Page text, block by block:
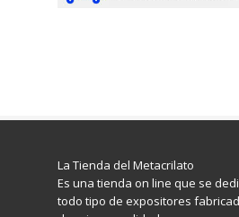
La Tienda del Metacrilato
Es una tienda on line que se
todo tipo de expositores